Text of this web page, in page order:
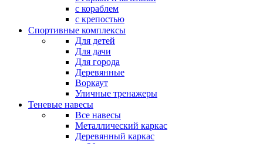
с кораблем
с крепостью
Спортивные комплексы
Для детей
Для дачи
Для города
Деревянные
Воркаут
Уличные тренажеры
Теневые навесы
Все навесы
Металлический каркас
Деревянный каркас